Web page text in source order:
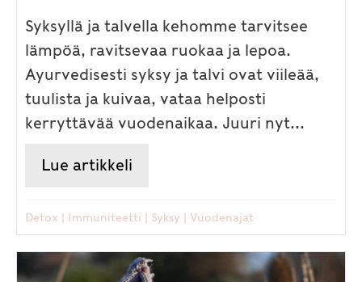
Syksyllä ja talvella kehomme tarvitsee
lämpöä, ravitsevaa ruokaa ja lepoa.
Ayurvedisesti syksy ja talvi ovat viileää,
tuulista ja kuivaa, vataa helposti
kerryttävää vuodenaikaa. Juuri nyt...
Lue artikkeli
Detox | Immuniteetti | Syksy | Vuodenajat